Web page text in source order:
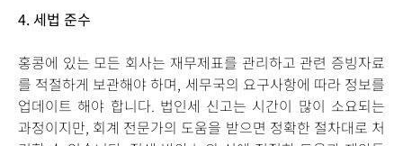
4.세법 준수
홍콩에 있는 모든 회사는 재무제표를 관리하고 관련 증빙자료
를 적절하게 보관해야 하며, 세무국의 요구사항에 따라 정보를
업데이트 해야 합니다. 법인세 신고는 시간이 많이 소요되는
과정이지만, 회계 전문가의 도움을 받으면 정확한 절차대로 처